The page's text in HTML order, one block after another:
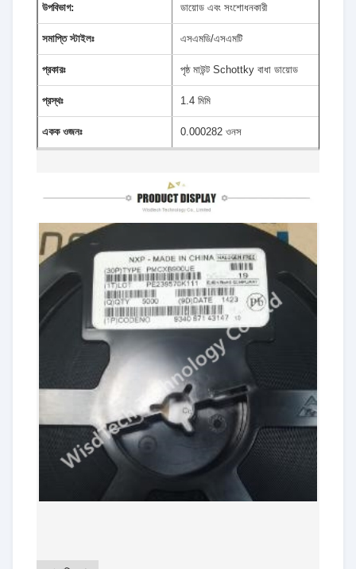
উপবিভাগ: ডায়োড এবং সংশোধনকারী
সমাপ্তি স্টাইলঃ এসএমডি/এসএমটি
প্রকারঃ পৃষ্ঠ মাউন্ট Schottky বাধা ডায়োড
প্রস্থঃ 1.4 মিমি
একক ওজনঃ 0.000282 ওনস